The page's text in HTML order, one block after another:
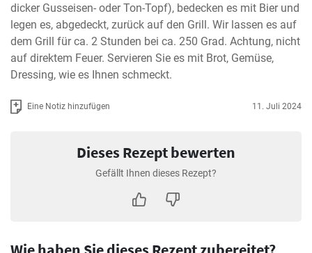
dicker Gusseisen- oder Ton-Topf), bedecken es mit Bier und
legen es, abgedeckt, zurück auf den Grill. Wir lassen es auf
dem Grill für ca. 2 Stunden bei ca. 250 Grad. Achtung, nicht
auf direktem Feuer. Servieren Sie es mit Brot, Gemüse,
Dressing, wie es Ihnen schmeckt.
Eine Notiz hinzufügen 11. Juli 2024
Dieses Rezept bewerten
Gefällt Ihnen dieses Rezept?